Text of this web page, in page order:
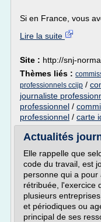
Si en France, vous
Lire la suite
Site : http://snj-
Thèmes liés :
professionnels ccijp /
journaliste
professionnel /
professionnel / carte
Actualités
Elle rappelle que
code du travail, est
personne qui a
rétribuée, l'exercice
plusieurs
et périodiques ou
principal de ses